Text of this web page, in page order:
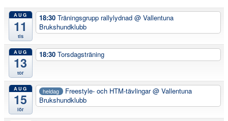
AUG
11
tis
18:30 Träningsgrupp rallylydnad @ Vallentuna
Brukshundklubb
AUG
13
tor
18:30 Torsdagsträning
AUG
15
lör
heldag Freestyle- och HTM-tävlingar@ Vallentuna
Brukshundklubb